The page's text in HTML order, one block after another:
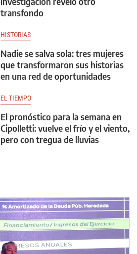
transfondo
HISTORIAS
Nadie se salva sola: tres mujeres
que transformaron sus historias
en una red de oportunidades
EL TIEMPO
El pronóstico para la semana en
Cipolletti: vuelve el frío y el viento,
pero con tregua de lluvias